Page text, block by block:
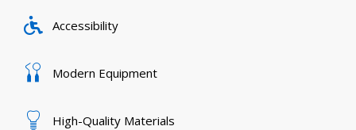
Accessibility
Modern Equipment
High-Quality Materials